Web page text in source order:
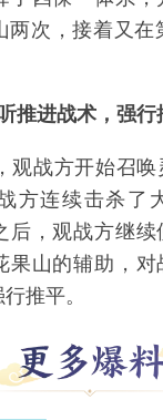
两次，接着又
推进战术，强行
战方开始召唤
方连续击杀了
后，观战方继
果山的辅助，
推平。